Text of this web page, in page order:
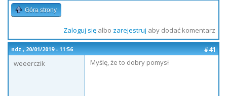
Góra strony
Zaloguj sięalbo zarejestruj aby dodać komentarz
ndz., 20/01/2019 - 11:56
#41
weeerczik
Myślę, że to dobry pomysł